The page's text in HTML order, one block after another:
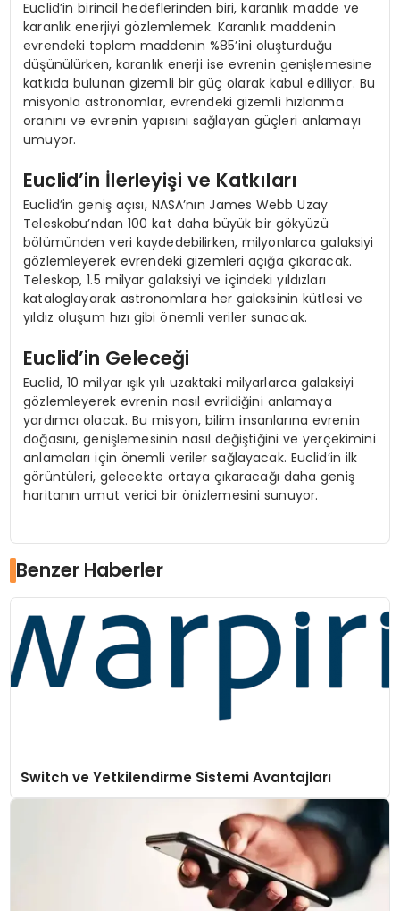
Euclid’in birincil hedeflerinden biri, karanlık madde ve
karanlık enerjiyi gözlemlemek. Karanlık maddenin
evrendeki toplam maddenin %85’ini oluşturduğu
düşünülürken, karanlık enerji ise evrenin genişlemesine
katkıda bulunan gizemli bir güç olarak kabul ediliyor. Bu
misyonla astronomlar, evrendeki gizemli hızlanma
oranını ve evrenin yapısını sağlayan güçleri anlamayı
umuyor.
Euclid’in İlerleyişi ve Katkıları
Euclid’in geniş açısı, NASA’nın James Webb Uzay
Teleskobu’ndan 100 kat daha büyük bir gökyüzü
bölümünden veri kaydedebilirken, milyonlarca galaksiyi
gözlemleyerek evrendeki gizemleri açığa çıkaracak.
Teleskop, 1.5 milyar galaksiyi ve içindeki yıldızları
kataloglayarak astronomlara her galaksinin kütlesi ve
yıldız oluşum hızı gibi önemli veriler sunacak.
Euclid’in Geleceği
Euclid, 10 milyar ışık yılı uzaktaki milyarlarca galaksiyi
gözlemleyerek evrenin nasıl evrildiğini anlamaya
yardımcı olacak. Bu misyon, bilim insanlarına evrenin
doğasını, genişlemesinin nasıl değiştiğini ve yerçekimini
anlamaları için önemli veriler sağlayacak. Euclid’in ilk
görüntüleri, gelecekte ortaya çıkaracağı daha geniş
haritanın umut verici bir önizlemesini sunuyor.
Benzer Haberler
Switch ve Yetkilendirme Sistemi Avantajları